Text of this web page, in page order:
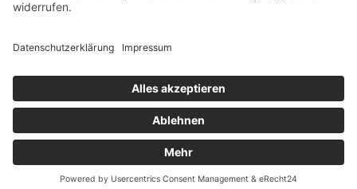
DATENSCHUTZ•BILDRECHTE
VERSCHÄRFT VON PEPPERONIDESIGN